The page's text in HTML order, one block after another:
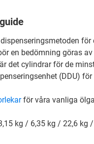
en bedömning göras
det cylindrar för de
(DDU)
för våra vanliga
kg / 6,35 kg / 22,6 kg